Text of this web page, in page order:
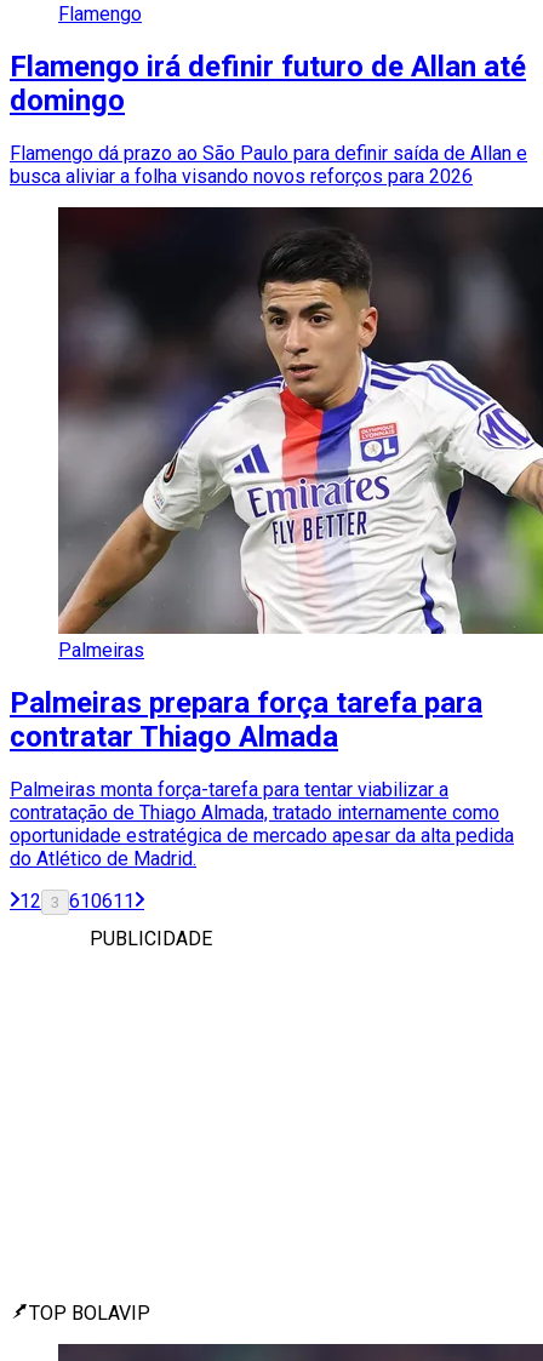
Flamengo
Flamengo irá definir futuro de Allan até
domingo
Flamengo dá prazo ao São Paulo para definir saída de Allan e
busca aliviar a folha visando novos reforços para 2026
Palmeiras
Palmeiras prepara força tarefa para
contratar Thiago Almada
Palmeiras monta força-tarefa para tentar viabilizar a
contratação de Thiago Almada, tratado internamente como
oportunidade estratégica de mercado apesar da alta pedida
do Atlético de Madrid.
12 3 610611
PUBLICIDADE
TOP BOLAVIP